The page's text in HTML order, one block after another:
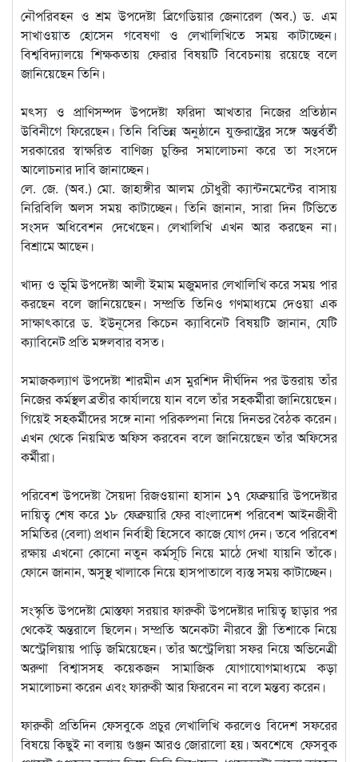
নৌপরিবহন ও শ্রম উপদেষ্টা ব্রিগেডিয়ার জেনারেল (অব.) ড. এম
সাখাওয়াত হোসেন গবেষণা ও লেখালিখিতে সময় কাটাচ্ছেন।
বিশ্ববিদ্যালয়ে শিক্ষকতায় ফেরার বিষয়টি বিবেচনায় রয়েছে বলে
জানিয়েছেন তিনি।
মৎস্য ও প্রাণিসম্পদ উপদেষ্টা ফরিদা আখতার নিজের প্রতিষ্ঠান
উবিনীগে ফিরেছেন। তিনি বিভিন্ন অনুষ্ঠানে যুক্তরাষ্ট্রের সঙ্গে অন্তর্বর্তী
সরকারের স্বাক্ষরিত বাণিজ্য চুক্তির সমালোচনা করে তা সংসদে
আলোচনার দাবি জানাচ্ছেন।
লে. জে. (অব.) মো. জাহাঙ্গীর আলম চৌধুরী ক্যান্টনমেন্টের বাসায়
নিরিবিলি অলস সময় কাটাচ্ছেন। তিনি জানান, সারা দিন টিভিতে
সংসদ অধিবেশন দেখেছেন। লেখালিখি এখন আর করছেন না।
বিশ্রামে আছেন।
খাদ্য ও ভূমি উপদেষ্টা আলী ইমাম মজুমদার লেখালিখি করে সময় পার
করছেন বলে জানিয়েছেন। সম্প্রতি তিনিও গণমাধ্যমে দেওয়া এক
সাক্ষাৎকারে ড. ইউনূসের কিচেন ক্যাবিনেট বিষয়টি জানান, যেটি
ক্যাবিনেট প্রতি মঙ্গলবার বসত।
সমাজকল্যাণ উপদেষ্টা শারমীন এস মুরশিদ দীর্ঘদিন পর উত্তরায় তাঁর
নিজের কর্মস্থল ব্রতীর কার্যালয়ে যান বলে তাঁর সহকর্মীরা জানিয়েছেন।
গিয়েই সহকর্মীদের সঙ্গে নানা পরিকল্পনা নিয়ে দিনভর বৈঠক করেন।
এখন থেকে নিয়মিত অফিস করবেন বলে জানিয়েছেন তাঁর অফিসের
কর্মীরা।
পরিবেশ উপদেষ্টা সৈয়দা রিজওয়ানা হাসান ১৭ ফেব্রুয়ারি উপদেষ্টার
দায়িত্ব শেষ করে ১৮ ফেব্রুয়ারি ফের বাংলাদেশ পরিবেশ আইনজীবী
সমিতির (বেলা) প্রধান নির্বাহী হিসেবে কাজে যোগ দেন। তবে পরিবেশ
রক্ষায় এখনো কোনো নতুন কর্মসূচি নিয়ে মাঠে দেখা যায়নি তাঁকে।
ফোনে জানান, অসুস্থ খালাকে নিয়ে হাসপাতালে ব্যস্ত সময় কাটাচ্ছেন।
সংস্কৃতি উপদেষ্টা মোস্তফা সরয়ার ফারুকী উপদেষ্টার দায়িত্ব ছাড়ার পর
থেকেই অন্তরালে ছিলেন। সম্প্রতি অনেকটা নীরবে স্ত্রী তিশাকে নিয়ে
অস্ট্রেলিয়ায় পাড়ি জমিয়েছেন। তাঁর অস্ট্রেলিয়া সফর নিয়ে অভিনেত্রী
অরুণা বিশ্বাসসহ কয়েকজন সামাজিক যোগাযোগমাধ্যমে কড়া
সমালোচনা করেন এবং ফারুকী আর ফিরবেন না বলে মন্তব্য করেন।
ফারুকী প্রতিদিন ফেসবুকে প্রচুর লেখালিখি করলেও বিদেশ সফরের
বিষয়ে কিছুই না বলায় গুঞ্জন আরও জোরালো হয়। অবশেষে ফেসবুক